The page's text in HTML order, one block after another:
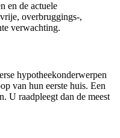
en de actuele
overbruggings-,
verwachting.
hypotheekonderwerpen
van hun eerste huis. Een
U raadpleegt dan de meest